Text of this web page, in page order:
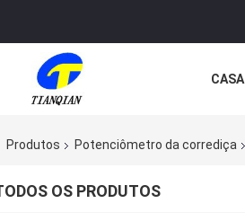
CASA
Produtos Potenciômetro da corrediça
OS PRODUTOS